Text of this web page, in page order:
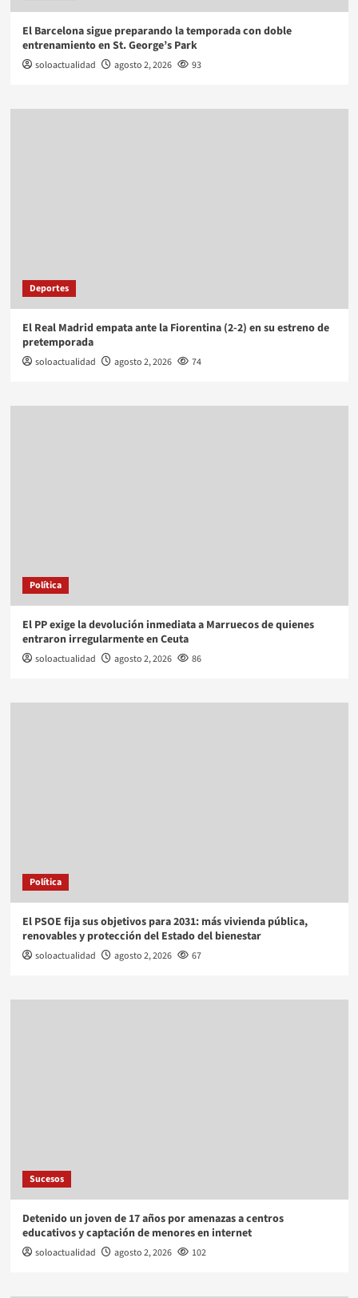
El Barcelona sigue preparando la temporada con doble
entrenamiento en St. George’s Park
soloactualidad agosto 2, 2026 93
Deportes
El Real Madrid empata ante la Fiorentina (2-2) en su estreno de
pretemporada
soloactualidad agosto 2, 2026 74
Política
El PP exige la devolución inmediata a Marruecos de quienes
entraron irregularmente en Ceuta
soloactualidad agosto 2, 2026 86
Política
El PSOE fija sus objetivos para 2031: más vivienda pública,
renovables y protección del Estado del bienestar
soloactualidad agosto 2, 2026 67
Sucesos
Detenido un joven de 17 años por amenazas a centros
educativos y captación de menores en internet
soloactualidad agosto 2, 2026 102